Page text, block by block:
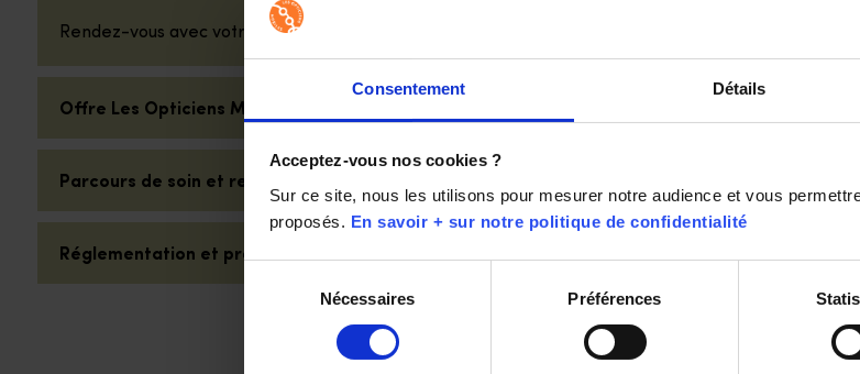
Consentement Détails
Acceptez-vous nos cookies ?
Sur ce site, nous les utilisons pour mesurer notre audience et vous
proposés. En savoir + sur notre politique de confidentialité
consentement
Nécessaires Préférences
Rendez-vous avec votre Opticien Mobile
Offre Les Opticiens Mobiles
Parcours de soin et remboursement
Réglementation et prescription
A chaque demande de rendez-vous nous vous
la réception de votre demande, valide la
vient à vous et vous accompagne dans le
Sur le même sujet
Les Opticiens Mobiles interviennent-ils de
Comment sont sélectionnés les Opticiens